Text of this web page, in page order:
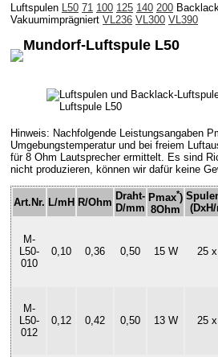
Luftspulen L50 71 100 125 140 200 Backlack
Vakuumimprägniert VL236 VL300 VL390
Mundorf-Luftspule L50
Hinweis: Nachfolgende Leistungsangaben
Umgebungstemperatur und bei freiem
für 8 Ohm Lautsprecher ermittelt. Es sind
nicht produzieren, können wir dafür keine
Art.Nr. L/mH R/Ohm
Draht-
D/mm
Pmax*)
8Ohm
M-
L50-
010
0,10 0,36 0,50 15 W 25
M-
L50-
012
0,12 0,42 0,50 13 W 25